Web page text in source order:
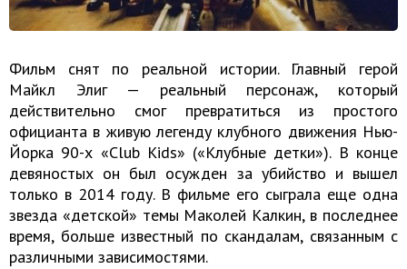
Фильм снят по реальной истории. Главный герой
Майкл Элиг — реальный персонаж, который
действительно смог превратиться из простого
официанта в живую легенду клубного движения Нью-
Йорка 90-х «Club Kids» («Клубные детки»). В конце
девяностых он был осужден за убийство и вышел
только в 2014 году. В фильме его сыграла еще одна
звезда «детской» темы Маколей Калкин, в последнее
время, больше известный по скандалам, связанным с
различными зависимостями.